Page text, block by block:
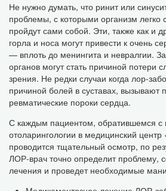
Не нужно думать, что ринит или
проблемы, с которыми организм легко
пройдут сами собой. Эти, также как и
горла и носа могут привести к очень
— вплоть до менингита и невралгии.
органов могут стать причиной потери
зрения. Не редки случаи когда лор-
причиной болей в суставах, вызывают
ревматические пороки сердца.
С каждым пациентом, обратившемся с
отоларингологии в медицинский
проводится тщательный осмотр, по
ЛОР-врач точно определит проблему,
лечения и проведет необходимые